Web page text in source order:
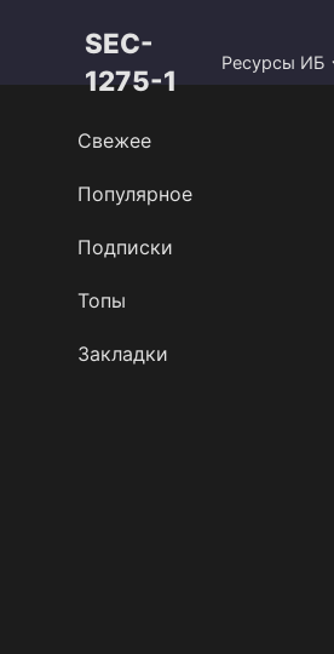
SEC-
1275-1
Ресурсы ИБ
Свежее
Популярное
Подписки
Топы
Закладки